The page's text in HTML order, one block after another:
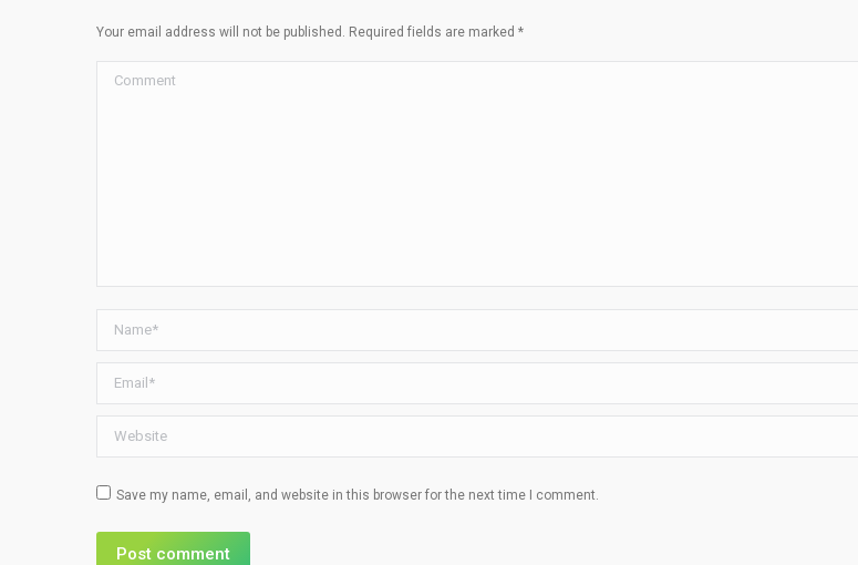
Your email address will not be published. Required fields are marked *
Comment
Name *
Email *
Website
Save my name, email, and website in this browser for the next time I comment.
Post comment